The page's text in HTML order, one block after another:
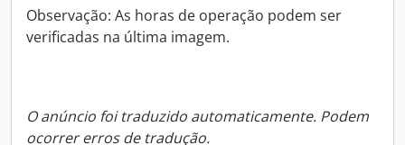
Observação: As horas de operação podem ser
verificadas na última imagem.
O anúncio foi traduzido automaticamente. Podem
ocorrer erros de tradução.